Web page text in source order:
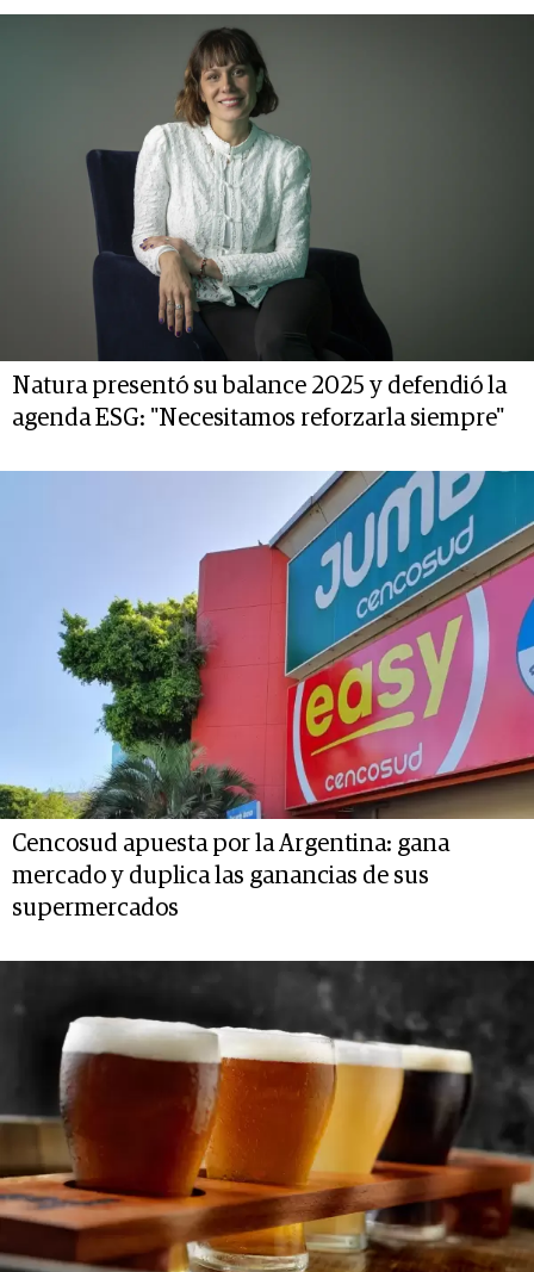
Natura presentó su balance 2025 y defendió la
agenda ESG: "Necesitamos reforzarla siempre"
Cencosud apuesta por la Argentina: gana
mercado y duplica las ganancias de sus
supermercados